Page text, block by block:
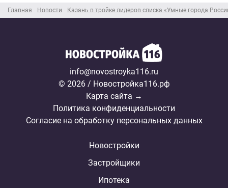
Главная Новости Казань в тройке лидеров списка «Умные города
info@novostroyka116.ru
© 2026 / Новостройка116.рф
Карта сайта →
Политика конфиденциальности
Согласие на обработку персональных данных
Новостройки
Застройщики
Ипотека